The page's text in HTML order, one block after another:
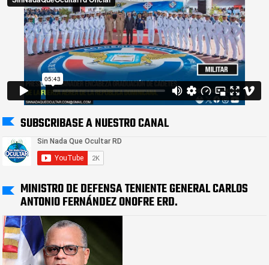
SUBSCRIBASE A NUESTRO CANAL
MINISTRO DE DEFENSA TENIENTE GENERAL CARLOS
ANTONIO FERNÁNDEZ ONOFRE ERD.